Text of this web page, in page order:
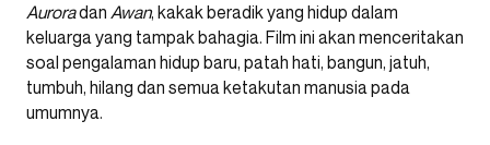
Auroradan Awan, kakak beradik yang hidup dalam
keluarga yang tampak bahagia. Film ini akan menceritakan
soal pengalaman hidup baru, patah hati, bangun, jatuh,
tumbuh, hilang dan semua ketakutan manusia pada
umumnya.